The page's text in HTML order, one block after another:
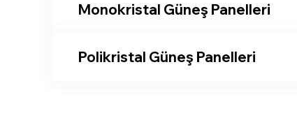
Monokristal Güneş Panelleri
Polikristal Güneş Panelleri